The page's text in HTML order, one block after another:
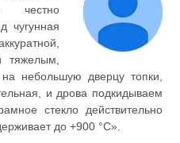
честно
чугунная
тяжелым,
небольшую дверцу топки,
и дрова подкидываем
стекло действительно
до +900 °С».